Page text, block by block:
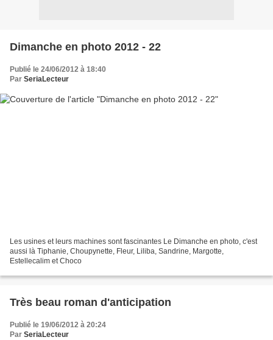
Dimanche en photo 2012 - 22
Publié le 24/06/2012 à 18:40
Par SeriaLecteur
Les usines et leurs machines sont fascinantes Le Dimanche en photo, c'est
aussi là Tiphanie, Choupynette, Fleur, Liliba, Sandrine, Margotte,
Estellecalim et Choco
Très beau roman d'anticipation
Publié le 19/06/2012 à 20:24
Par SeriaLecteur